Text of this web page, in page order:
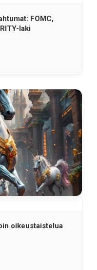
FOMC,
laki
oikeustaistelua